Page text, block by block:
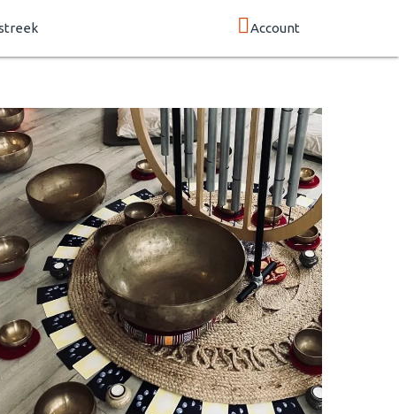
Account